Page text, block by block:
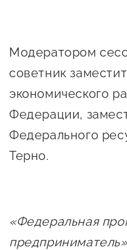
документы
Интерактивные
Каталог
Каталог
продукции
Госзакупки для
бизнеса
Модератором
советник
экономического
Федерации,
Федерального
Терно.
«Федеральная